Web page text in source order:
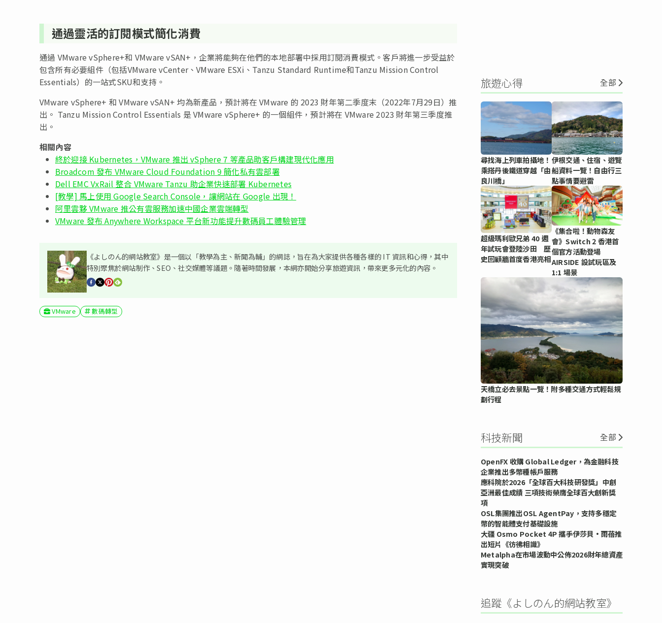
通過靈活的訂閱模式簡化消費
通過 VMware vSphere+和 VMware vSAN+，企業將能夠在他們的本地部署中採用訂閱消費模式。客戶將進一步受益於
包含所有必要組件（包括VMware vCenter、VMware ESXi、Tanzu Standard Runtime和Tanzu Mission Control
Essentials）的一站式SKU和支持。
VMware vSphere+ 和 VMware vSAN+ 均為新產品，預計將在 VMware 的 2023 財年第二季度末（2022年7月29日）推
出。 Tanzu Mission Control Essentials 是 VMware vSphere+ 的一個組件，預計將在 VMware 2023 財年第三季度推
出。
相關內容
終於迎接 Kubernetes，VMware 推出 vSphere 7 等產品助客戶構建現代化應用
Broadcom 發布 VMware Cloud Foundation 9 簡化私有雲部署
Dell EMC VxRail 整合 VMware Tanzu 助企業快速部署 Kubernetes
[教學] 馬上使用 Google Search Console，讓網站在 Google 出現！
阿里雲夥 VMware 推公有雲服務加速中國企業雲端轉型
VMware 發布 Anywhere Workspace 平台新功能提升數碼員工體驗管理
《よしのん的網站教室》是一個以「教學為主、新聞為輔」的網誌，旨在為大家提供各種各樣的 IT 資訊和心得，其中
特別聚焦於網站制作、SEO、社交媒體等議題。隨著時間發展，本網亦開始分享旅遊資訊，帶來更多元化的內容。
VMware 數碼轉型
旅遊心得 全部
尋找海上列車拍攝地！
乘搭丹後鐵道穿越「由
良川橋」
伊根交通、住宿、遊覽
船資料一覽！自由行三
點事情要避雷
超級瑪利歐兄弟 40 週
年試玩會登陸沙田 歷
史回顧牆首度香港亮相
《集合啦！動物森友
會》Switch 2 香港首
個官方活動登場
AIRSIDE 設試玩區及
1:1 場景
天橋立必去景點一覽！附多種交通方式輕鬆規
劃行程
科技新聞 全部
OpenFX 收購 Global Ledger，為金融科技
企業推出多幣種帳戶服務
應科院於2026「全球百大科技研發獎」中創
亞洲最佳成績 三項技術榮膺全球百大創新獎
項
OSL集團推出OSL AgentPay，支持多穩定
幣的智能體支付基礎設施
大疆 Osmo Pocket 4P 攜手伊莎貝•雨蓓推
出短片《彷彿相識》
Metalpha在市場波動中公佈2026財年總資產
實現突破
追蹤《よしのん的網站教室》